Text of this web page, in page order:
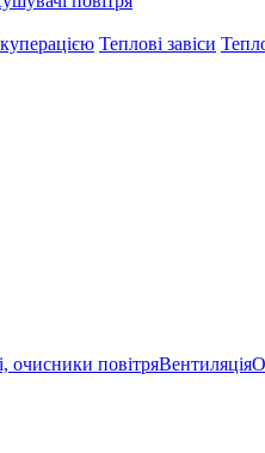
Теплові завіси
очисники повітряВентиляція